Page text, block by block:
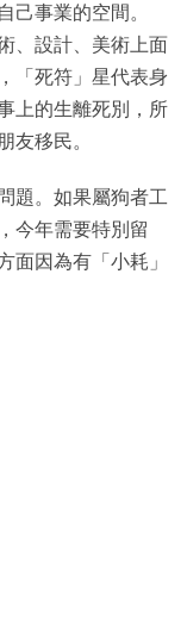
己事業的空間。
、設計、美術上面
「死符」星代表身
上的生離死別，所
友移民。
題。如果屬狗者工
今年需要特別留
面因為有「小耗」